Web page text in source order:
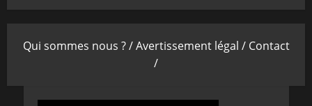
Qui sommes nous ? /Avertissement légal / Contact
/